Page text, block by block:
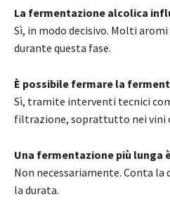
La fermentazione alcolica
Sì, in modo decisivo. Molti
durante questa fase.
È possibile fermare la
Sì, tramite interventi tecnici
filtrazione, soprattutto nei vini
Una fermentazione più lunga
Non necessariamente. Conta
la durata.